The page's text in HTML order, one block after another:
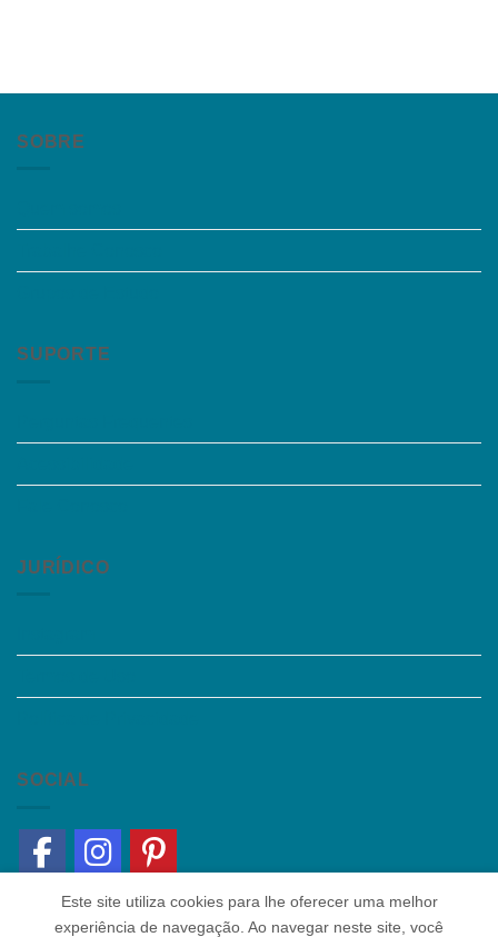
SOBRE
SUPORTE
JURÍDICO
SOCIAL
Este site utiliza cookies para lhe oferecer uma melhor
experiência de navegação. Ao navegar neste site, você